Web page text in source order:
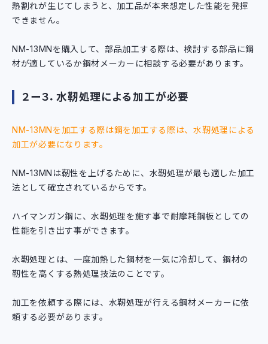
熱割れが生じてしまうと、加工品が本来想定した性能を発揮
できません。
NM-13MNを購入して、部品加工する際は、検討する部品に鋼
材が適しているか鋼材メーカーに相談する必要があります。
２ー３．水靭処理による加工が必要
NM-13MNを加工する際は鋼を加工する際は、水靭処理による
加工が必要になります。
NM-13MNは靭性を上げるために、水靭処理が最も適した加工
法として確立されているからです。
ハイマンガン鋼に、水靭処理を施す事で耐摩耗鋼板としての
性能を引き出す事ができます。
水靭処理とは、一度加熱した鋼材を一気に冷却して、鋼材の
靭性を高くする熱処理技法のことです。
加工を依頼する際には、水靭処理が行える鋼材メーカーに依
頼する必要があります。